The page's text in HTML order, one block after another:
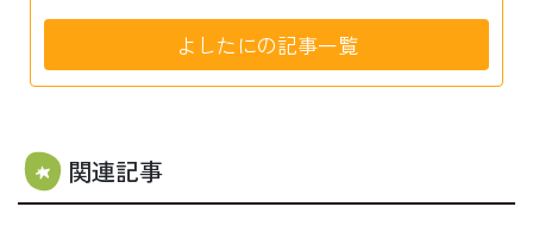
よしたにの記事一覧
関連記事